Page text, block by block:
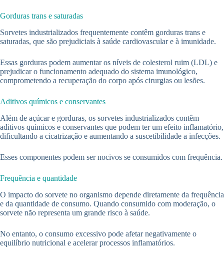
Gorduras trans e saturadas
Sorvetes industrializados frequentemente contêm gorduras trans e
saturadas, que são prejudiciais à saúde cardiovascular e à imunidade.
Essas gorduras podem aumentar os níveis de colesterol ruim (LDL) e
prejudicar o funcionamento adequado do sistema imunológico,
comprometendo a recuperação do corpo após cirurgias ou lesões.
Aditivos químicos e conservantes
Além de açúcar e gorduras, os sorvetes industrializados contêm
aditivos químicos e conservantes que podem ter um efeito inflamatório,
dificultando a cicatrização e aumentando a suscetibilidade a infecções.
Esses componentes podem ser nocivos se consumidos com frequência.
Frequência e quantidade
O impacto do sorvete no organismo depende diretamente da frequência
e da quantidade de consumo. Quando consumido com moderação, o
sorvete não representa um grande risco à saúde.
No entanto, o consumo excessivo pode afetar negativamente o
equilíbrio nutricional e acelerar processos inflamatórios.